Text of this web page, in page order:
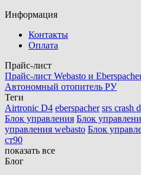
Информация
Контакты
Оплата
Прайс-лист
Прайс-лист Webasto и
Автономный отопитель РУ
Теги
Airtronic D4 eberspacher srs crash
Блок управления Блок
управления webasto Блок
ст90
показать все
Блог